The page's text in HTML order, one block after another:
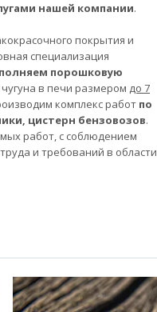
нашей компании.
покрытия и
специализация
порошковую
в печи размером до 7
комплекс работ по
цистерн бензовозов.
работ, с соблюдением
и требований в области